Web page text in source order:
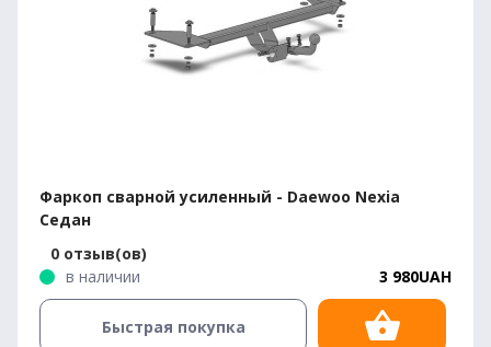
Фаркоп сварной усиленный - Daewoo Nexia
Седан
0 отзыв(ов)
в наличии
3 980UAH
Быстрая покупка